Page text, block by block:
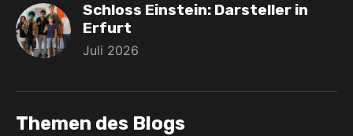
Schloss Einstein: Darsteller in
Erfurt
Juli 2026
Themen des Blogs